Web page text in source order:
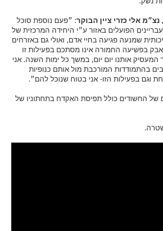
אלי כזרי ציין הבוקר: ״פעם נוספת סוכל
עבריינים הפועלים באזור ע״י היחידה המרכזית של
שמנעה פגיעה בחיי אדם, ואולי גם באזרחים
בפשיעה החמורה אינו מסתכם בפעילות זו
אותנו יום יום, במשך כל ימות השנה. אני
בהתמודדות המורכבת מול אותם כנופיות
וגם בפעילות הזו- אני בטוח שנוכל להם״.
החשודים כולל תפיסת האקדח בתחתוניו של